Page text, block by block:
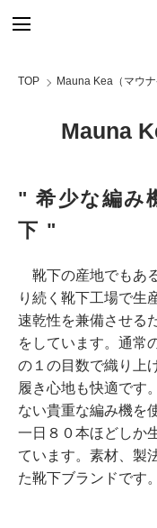
TOP Mauna Kea（マウナ
Mauna
" 希少な編み
下 "
靴下の産地でもあ
り続く靴下工場で生
速乾性を兼備させる
をしています。通常
の１の目数で織り上
履き心地も快適です
ない貴重な編み機を
一日８０本ほどしか
ています。素材、製
た靴下ブランドです。